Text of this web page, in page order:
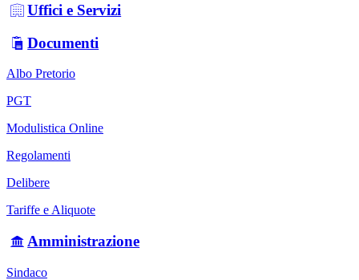
Uffici e Servizi
Documenti
Albo Pretorio
PGT
Modulistica Online
Regolamenti
Delibere
Tariffe e Aliquote
Amministrazione
Sindaco